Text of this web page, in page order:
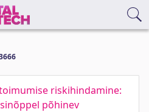
riskihindamine:
põhinev